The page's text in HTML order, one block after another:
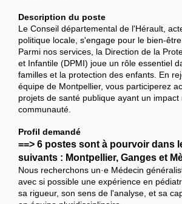
Description du poste
Le Conseil départemental de l'Hérault,
politique locale, s'engage pour le bien-
Parmi nos services, la Direction de la
et Infantile (DPMI) joue un rôle essentiel
familles et la protection des enfants. En
équipe de Montpellier, vous participerez
projets de santé publique ayant un
communauté.
Profil demandé
==> 6 postes sont à pourvoir dans
suivants : Montpellier, Ganges et
Nous recherchons un·e Médecin
avec si possible une expérience en
sa rigueur, son sens de l'analyse, et sa